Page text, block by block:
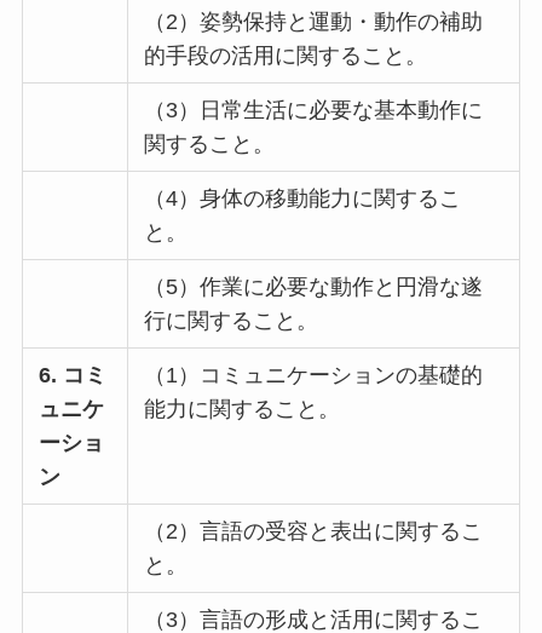
（2）姿勢保持と運動・動作の補助
的手段の活用に関すること。
（3）日常生活に必要な基本動作に
関すること。
（4）身体の移動能力に関するこ
と。
（5）作業に必要な動作と円滑な遂
行に関すること。
6. コミ
ュニケ
ーショ
ン
（1）コミュニケーションの基礎的
能力に関すること。
（2）言語の受容と表出に関するこ
と。
（3）言語の形成と活用に関するこ